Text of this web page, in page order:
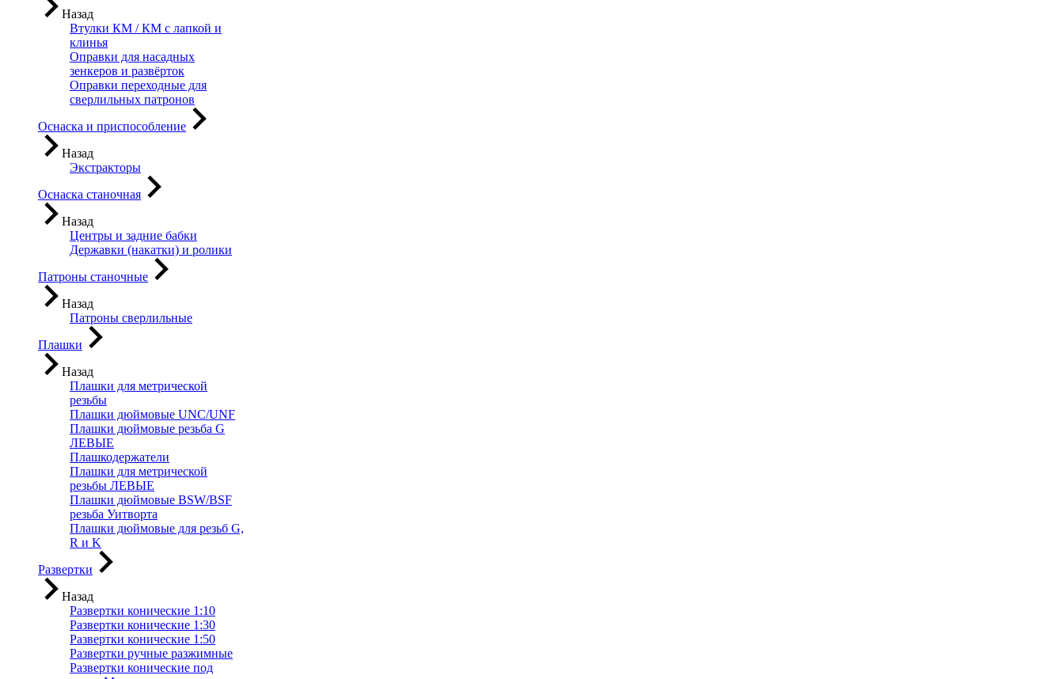
Назад
Втулки КМ / КМ с лапкой и
клинья
Оправки для насадных
зенкеров и развёрток
Оправки переходные для
сверлильных патронов
Оснаска и приспособление
Назад
Экстракторы
Оснаска станочная
Назад
Центры и задние бабки
Державки (накатки) и ролики
Патроны станочные
Назад
Патроны сверлильные
Плашки
Назад
Плашки для метрической
резьбы
Плашки дюймовые UNC/UNF
Плашки дюймовые резьба G
ЛЕВЫЕ
Плашкодержатели
Плашки для метрической
резьбы ЛЕВЫЕ
Плашки дюймовые BSW/BSF
резьба Уитворта
Плашки дюймовые для резьб G,
R и K
Развертки
Назад
Развертки конические 1:10
Развертки конические 1:30
Развертки конические 1:50
Развертки ручные разжимные
Развертки конические под